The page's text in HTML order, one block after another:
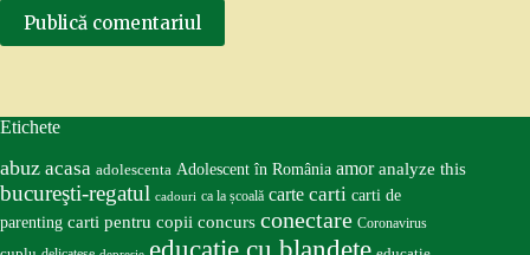
Publică comentariul
Etichete
abuz acasa adolescenta Adolescent în România amor analyze this
bucureşti-regatul cadouri ca la școală carte carti carti de
parenting carti pentru copii concurs conectare Coronavirus